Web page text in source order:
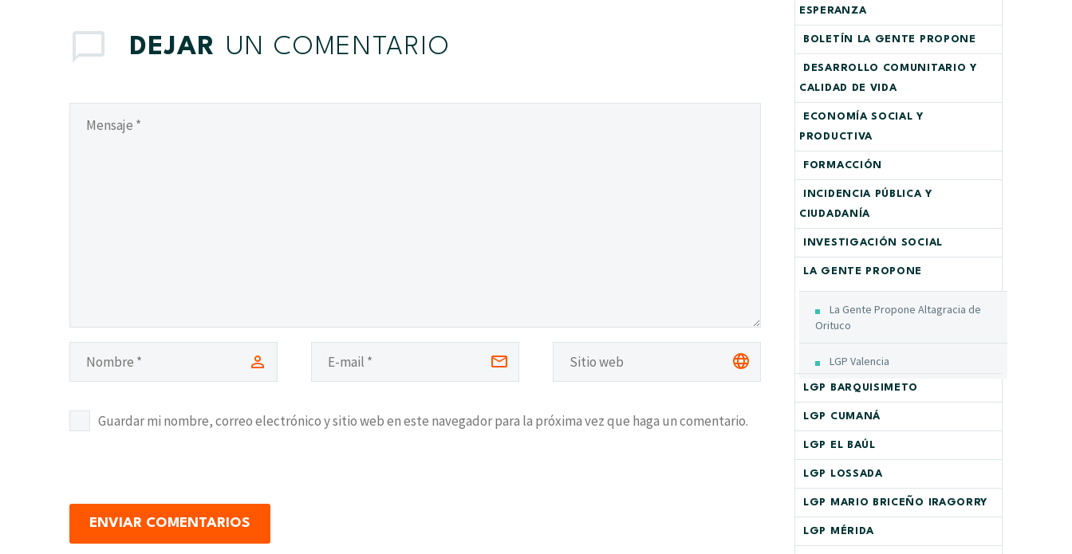
DEJAR UN COMENTARIO
Guardar mi nombre, correo electrónico y sitio web en este navegador para la próxima vez que haga un comentario.
ENVIAR COMENTARIOS
ESPERANZA
BOLETÍN LA GENTE PROPONE
DESARROLLO COMUNITARIO Y
CALIDAD DE VIDA
ECONOMÍA SOCIAL Y
PRODUCTIVA
FORMACCIÓN
INCIDENCIA PÚBLICA Y
CIUDADANÍA
INVESTIGACIÓN SOCIAL
LA GENTE PROPONE
La Gente Propone Altagracia de
Orituco
LGP Valencia
LGP BARQUISIMETO
LGP CUMANÁ
LGP EL BAÚL
LGP LOSSADA
LGP MARIO BRICEÑO IRAGORRY
LGP MÉRIDA